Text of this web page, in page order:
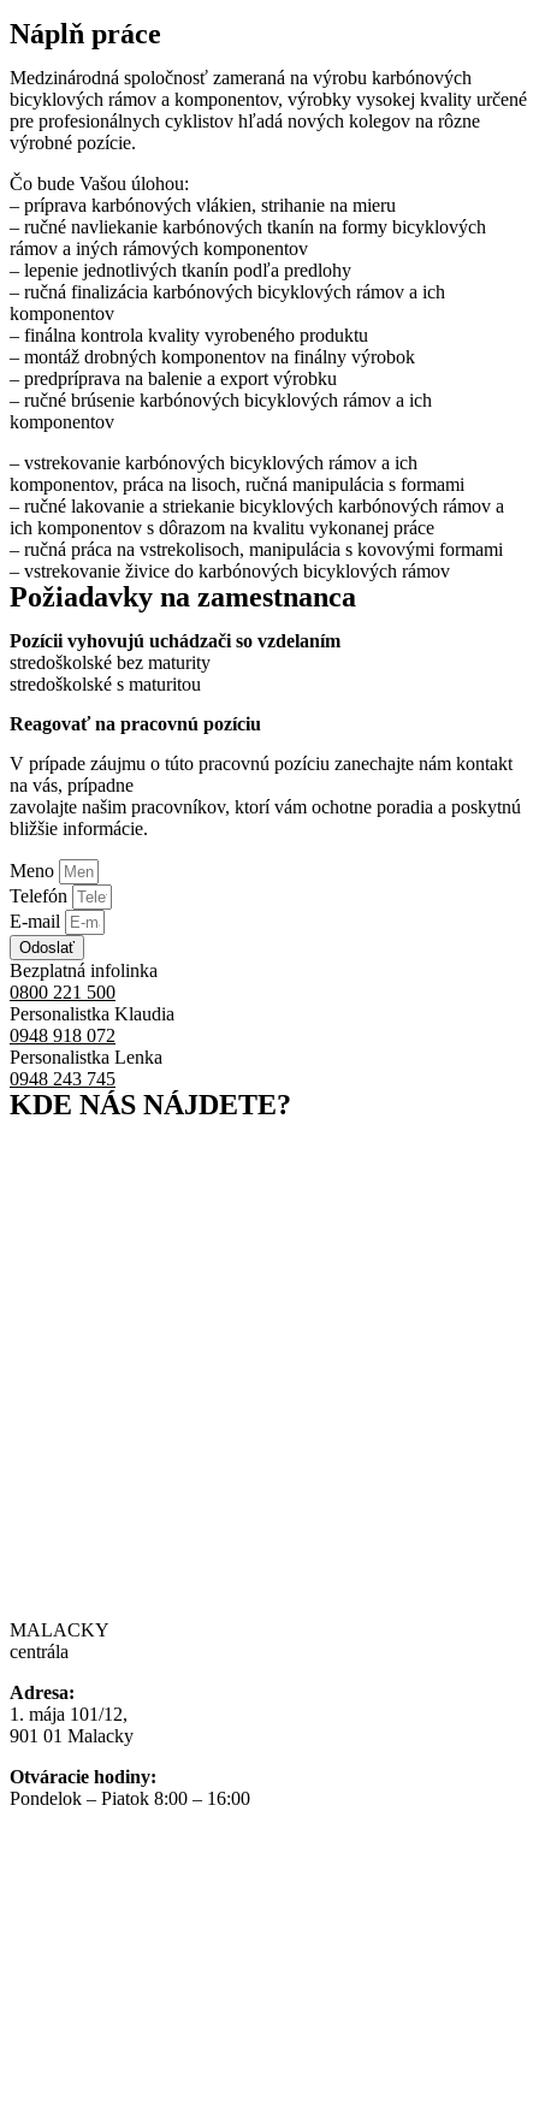
Náplň práce
Medzinárodná spoločnosť zameraná na výrobu karbónových
bicyklových rámov a komponentov, výrobky vysokej kvality určené
pre profesionálnych cyklistov hľadá nových kolegov na rôzne
výrobné pozície.
Čo bude Vašou úlohou:
– príprava karbónových vlákien, strihanie na mieru
– ručné navliekanie karbónových tkanín na formy bicyklových
rámov a iných rámových komponentov
– lepenie jednotlivých tkanín podľa predlohy
– ručná finalizácia karbónových bicyklových rámov a ich
komponentov
– finálna kontrola kvality vyrobeného produktu
– montáž drobných komponentov na finálny výrobok
– predpríprava na balenie a export výrobku
– ručné brúsenie karbónových bicyklových rámov a ich
komponentov
– vstrekovanie karbónových bicyklových rámov a ich
komponentov, práca na lisoch, ručná manipulácia s formami
– ručné lakovanie a striekanie bicyklových karbónových rámov a
ich komponentov s dôrazom na kvalitu vykonanej práce
– ručná práca na vstrekolisoch, manipulácia s kovovými formami
– vstrekovanie živice do karbónových bicyklových rámov
Požiadavky na zamestnanca
Pozícii vyhovujú uchádzači so vzdelaním
stredoškolské bez maturity
stredoškolské s maturitou
Reagovať na pracovnú pozíciu
V prípade záujmu o túto pracovnú pozíciu zanechajte nám kontakt
na vás, prípadne
zavolajte našim pracovníkov, ktorí vám ochotne poradia a poskytnú
bližšie informácie.
Meno
Telefón
E-mail
Odoslať
Bezplatná infolinka
0800 221 500
Personalistka Klaudia
0948 918 072
Personalistka Lenka
0948 243 745
KDE NÁS NÁJDETE?
MALACKY
centrála
Adresa:
1. mája 101/12,
901 01 Malacky
Otváracie hodiny:
Pondelok – Piatok 8:00 – 16:00